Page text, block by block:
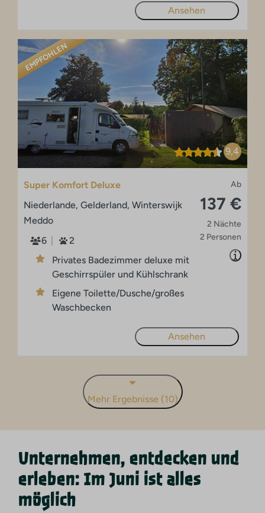
Ansehen
EMPFOHLEN
9,4
Ab
137 €
2 Nächte
2 Personen
Super Komfort Deluxe
Niederlande, Gelderland, Winterswijk
Meddo
6
2
Privates Badezimmer deluxe mit
Geschirrspüler und Kühlschrank
Eigene Toilette/Dusche/großes
Waschbecken
Ansehen
Mehr Ergebnisse (10)
Unternehmen, entdecken und
erleben: Im Juni ist alles
möglich